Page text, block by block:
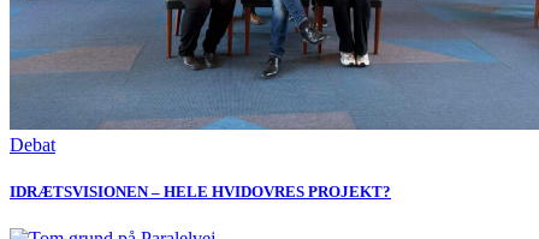
Debat
IDRÆTSVISIONEN – HELE HVIDOVRES PROJEKT?